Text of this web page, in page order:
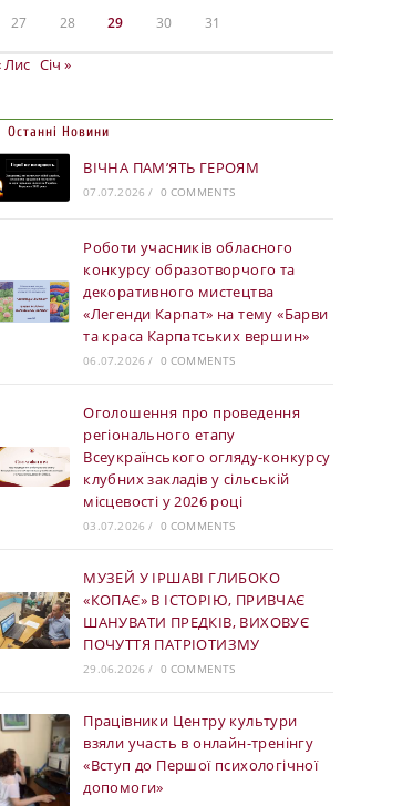
27 28 29 30 31
Лис Січ »
Останні Новини
ВІЧНА ПАМ’ЯТЬ ГЕРОЯМ
07.07.2026 / 0 COMMENTS
Роботи учасників обласного
конкурсу образотворчого та
декоративного мистецтва
«Легенди Карпат» на тему «Барви
та краса Карпатських вершин»
06.07.2026 / 0 COMMENTS
Оголошення про проведення
регіонального етапу
Всеукраїнського огляду-конкурсу
клубних закладів у сільській
місцевості у 2026 році
03.07.2026 / 0 COMMENTS
МУЗЕЙ У ІРШАВІ ГЛИБОКО
«КОПАЄ» В ІСТОРІЮ, ПРИВЧАЄ
ШАНУВАТИ ПРЕДКІВ, ВИХОВУЄ
ПОЧУТТЯ ПАТРІОТИЗМУ
29.06.2026 / 0 COMMENTS
Працівники Центру культури
взяли участь в онлайн-тренінгу
«Вступ до Першої психологічної
допомоги»